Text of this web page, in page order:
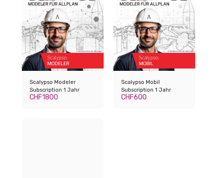
Scalypso Modeler
Subscription 1 Jahr
CHF1800
Scalypso Mobil
Subscription 1 Jahr
CHF600